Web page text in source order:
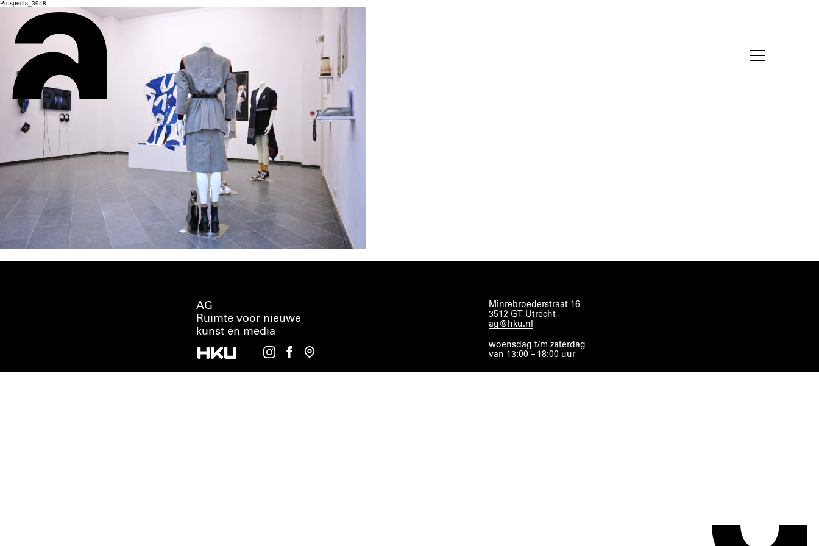
Prospects_3948
AG
Ruimte voor nieuwe
kunst en media
Minrebroederstraat 16
3512 GT Utrecht
ag@hku.nl
woensdag t/m zaterdag
van 13:00 – 18:00 uur